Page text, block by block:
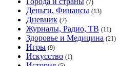
(7)
Деньги, Финансы (13)
Дневник (7)
Журналы, Радио, ТВ (11)
Здоровье и Медицина (21)
Игры (9)
Искусство (1)